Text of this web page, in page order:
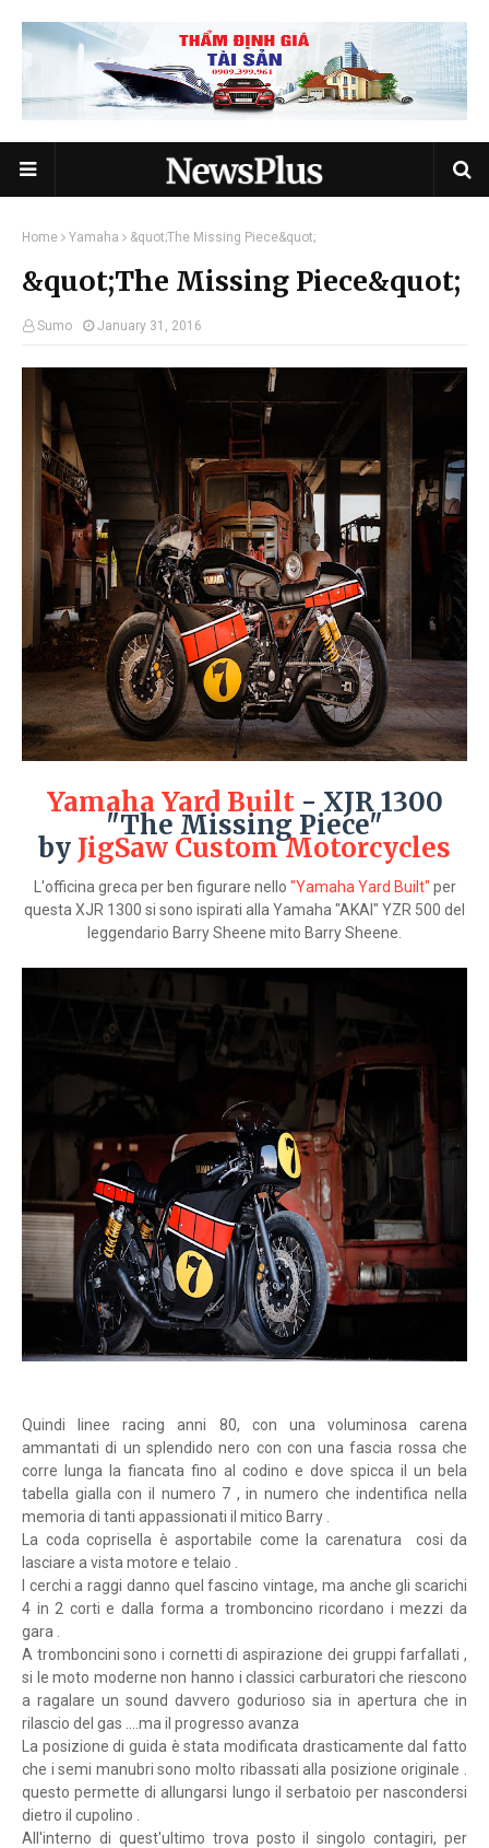
Home Yamaha &quot;The Missing Piece&quot;
&quot;The Missing Piece&quot;
Sumo January 31, 2016
Yamaha Yard Built- XJR 1300
"The Missing Piece"
by JigSaw Custom Motorcycles
L'officina greca per ben figurare nello "Yamaha Yard Built" per
questa XJR 1300 si sono ispirati alla Yamaha "AKAI" YZR 500 del
leggendario Barry Sheene mito Barry Sheene.
Quindi linee racing anni 80, con una voluminosa carena
ammantati di un splendido nero con con una fascia rossa che
corre lunga la fiancata fino al codino e dove spicca il un bela
tabella gialla con il numero 7 , in numero che indentifica nella
memoria di tanti appassionati il mitico Barry .
La coda coprisella è asportabile come la carenatura cosi da
lasciare a vista motore e telaio .
I cerchi a raggi danno quel fascino vintage, ma anche gli scarichi
4 in 2 corti e dalla forma a tromboncino ricordano i mezzi da
gara .
A tromboncini sono i cornetti di aspirazione dei gruppi farfallati ,
si le moto moderne non hanno i classici carburatori che riescono
a ragalare un sound davvero godurioso sia in apertura che in
rilascio del gas ....ma il progresso avanza
La posizione di guida è stata modificata drasticamente dal fatto
che i semi manubri sono molto ribassati alla posizione originale .
questo permette di allungarsi lungo il serbatoio per nascondersi
dietro il cupolino .
All'interno di quest'ultimo trova posto il singolo contagiri, per